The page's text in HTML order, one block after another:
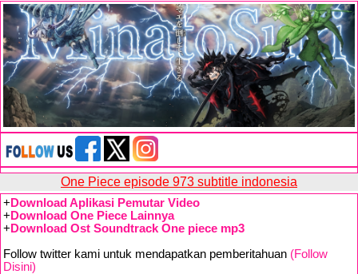
One Piece episode 973 subtitle indonesia
+ Download Aplikasi Pemutar Video
+ Download One Piece Lainnya
+ Download Ost Soundtrack One piece mp3
Follow twitter kami untuk mendapatkan pemberitahuan (Follow
Disini)